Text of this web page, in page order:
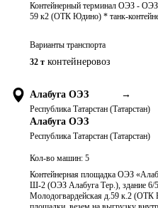
Контейнерный терминал ОЭЗ - ОЭЗ
59 к2 (ОТК Юдино) * танк-
Варианты транспорта
32 т контейнеровоз
Алабуга ОЭЗ →
Республика Татарстан (Татарстан)
Алабуга ОЭЗ
Республика Татарстан (Татарстан)
Кол-во машин: 5
Контейнерная площадка ОЭЗ
Ш-2 (ОЭЗ Алабуга Тер.), здание 6/
Молодогвардейская д.59 к.2